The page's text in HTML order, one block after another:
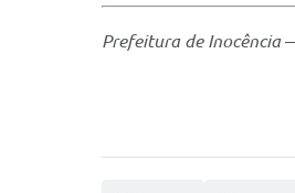
Prefeitura de Inocência